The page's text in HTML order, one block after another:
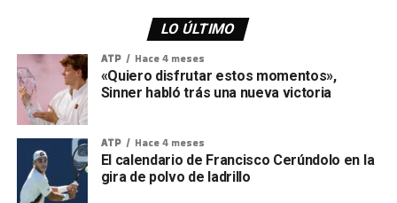
LO ÚLTIMO
ATP Hace 4 meses
«Quiero disfrutar estos momentos»,
Sinner habló trás una nueva victoria
ATP Hace 4 meses
El calendario de Francisco Cerúndolo en la
gira de polvo de ladrillo